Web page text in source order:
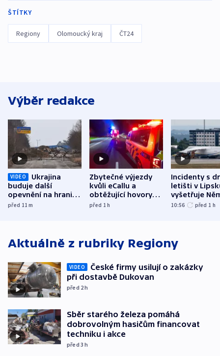
ŠTÍTKY
Regiony Olomoucký kraj ČT24
Výběr redakce
VIDEO
Ukrajina
buduje další
opevnění na hranici
s Běloruskem
před 11m
Zbytečné výjezdy
kvůli eCallu a
obtěžující hovory
zdržují záchranáře
před 1h
Incidenty s
letišti v
vyšetřuje
jako úmyslný
10:56 před 1 h
Aktuálně z rubriky Regiony
VIDEO
České firmy usilují o zakázky
při dostavbě Dukovan
před 2h
Sběr starého železa pomáhá
dobrovolným hasičům financovat
techniku i akce
před 3h